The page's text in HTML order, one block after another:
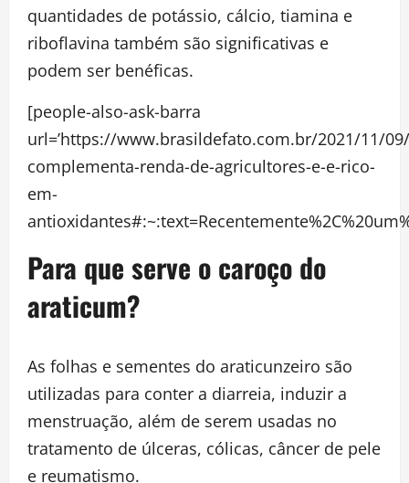
quantidades de potássio, cálcio, tiamina e
riboflavina também são significativas e
podem ser benéficas.
[people-also-ask-barra
url=’https://www.brasildefato.com.br/2021/11/
complementa-renda-de-agricultores-e-e-rico-
em-
Para que serve o caroço do
araticum?
As folhas e sementes do araticunzeiro são
utilizadas para conter a diarreia, induzir a
menstruação, além de serem usadas no
tratamento de úlceras, cólicas, câncer de pele
e reumatismo.